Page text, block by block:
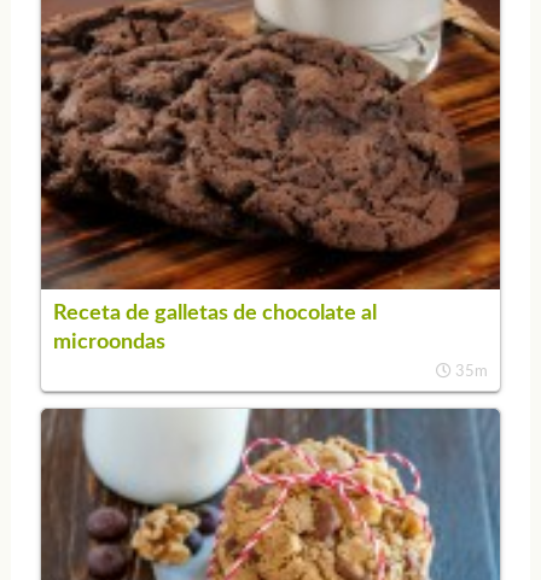
Receta de galletas de chocolate al
microondas
35m